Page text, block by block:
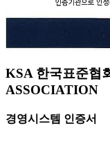
KSA 한국표준협
ASSOCIATION
경영시스템 인증서